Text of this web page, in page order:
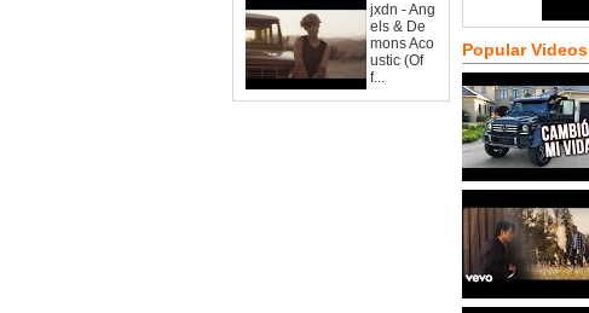
jxdn - Ang
els & De
mons Aco
ustic (Of
f...
Popular Videos